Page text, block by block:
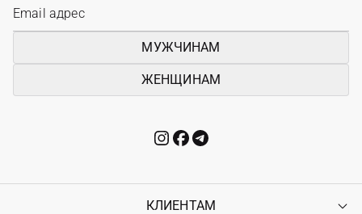
МУЖЧИНАМ
ЖЕНЩИНАМ
КЛИЕНТАМ